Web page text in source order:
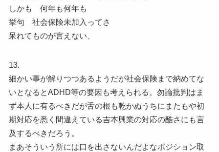
しかも 何年も何年も
挙句 社会保険未加入ってさ
呆れてものが言えない、
13.
細かい事が解りつつあるようだが社会保険まで納めてな
いとなるとADHD等の要因も考えられる。勿論批判はま
ず本人に有るべきだが舌の根も乾かぬうちにまたもや初
期対応を悉く間違えている吉本興業の対応の酷さにも言
及するべきだろう。
まあそういう所には口を出さないんだよなポジション取